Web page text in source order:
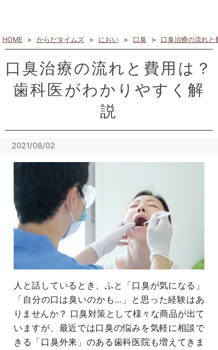
HOME > からだタイムズ > におい > 口臭 > 口臭治療の流れと
口臭治療の流れと費用は？
歯科医がわかりやすく解
説
2021/08/02
人と話しているとき、ふと「口臭が気になる」
「自分の口は臭いのかも…」と思った経験はあ
りませんか？ 口臭対策として様々な商品が出て
いますが、最近では口臭の悩みを気軽に相談で
きる「口臭外来」のある歯科医院も増えてきま